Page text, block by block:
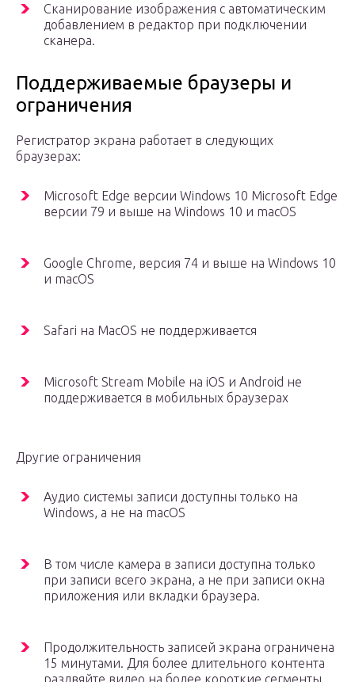
Сканирование изображения с автоматическим
добавлением в редактор при подключении
сканера.
Поддерживаемые браузеры и
ограничения
Регистратор экрана работает в следующих
браузерах:
Microsoft Edge версии Windows 10 Microsoft Edge
версии 79 и выше на Windows 10 и macOS
Google Chrome, версия 74 и выше на Windows 10
и macOS
Safari на MacOS не поддерживается
Microsoft Stream Mobile на iOS и Android не
поддерживается в мобильных браузерах
Другие ограничения
Аудио системы записи доступны только на
Windows, а не на macOS
В том числе камера в записи доступна только
при записи всего экрана, а не при записи окна
приложения или вкладки браузера.
Продолжительность записей экрана ограничена
15 минутами. Для более длительного контента
раздвяйте видео на более короткие сегменты.